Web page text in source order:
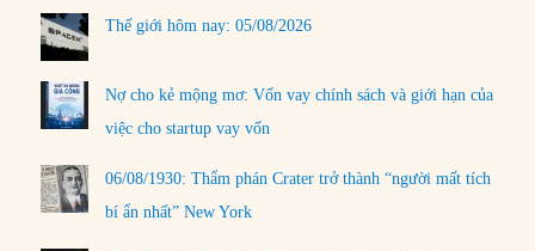
Thế giới hôm nay: 05/08/2026
Nợ cho kẻ mộng mơ: Vốn vay chính sách và giới hạn của
việc cho startup vay vốn
06/08/1930: Thẩm phán Crater trở thành “người mất tích
bí ẩn nhất” New York